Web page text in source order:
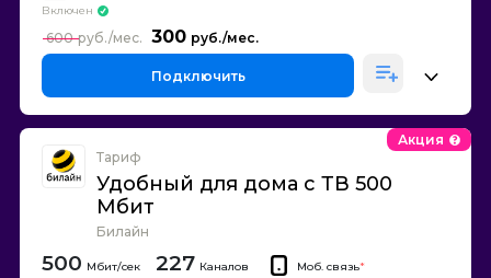
Включен
300
600
Подключить
Тариф
Удобный для дома с ТВ 500
Мбит
Билайн
Акция
500 227 Каналов Моб. связь*